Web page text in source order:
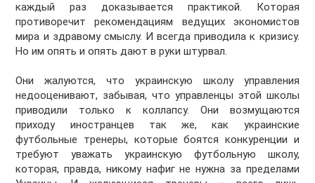
каждый раз доказывается практикой. Которая
противоречит рекомендациям ведущих экономистов
мира и здравому смыслу. И всегда приводила к кризису.
Но им опять и опять дают в руки штурвал.
Они жалуются, что украинскую школу управления
недооценивают, забывая, что управленцы этой школы
приводили только к коллапсу. Они возмущаются
приходу иностранцев так же, как украинские
футбольные тренеры, которые боятся конкуренции и
требуют уважать украинскую футбольную школу,
которая, правда, никому нафиг не нужна за пределами